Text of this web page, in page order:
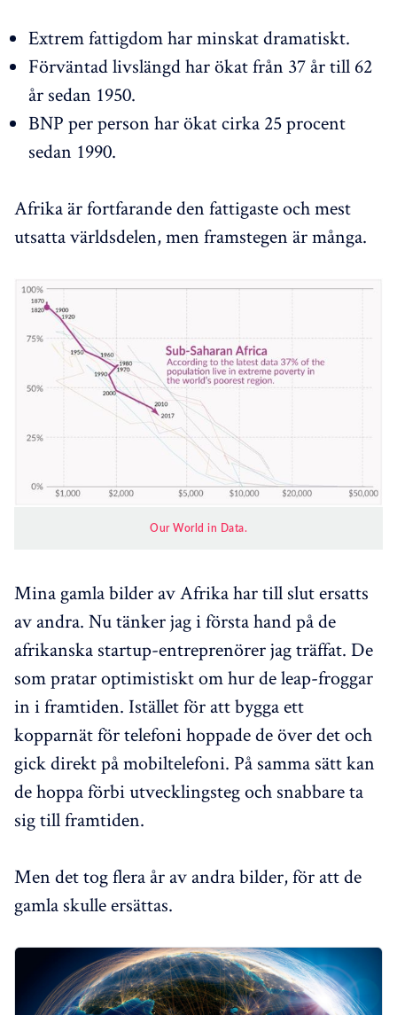
Extrem fattigdom har minskat dramatiskt.
Förväntad livslängd har ökat från 37 år till 62
år sedan 1950.
BNP per person har ökat cirka 25 procent
sedan 1990.
Afrika är fortfarande den fattigaste och mest
utsatta världsdelen, men framstegen är många.
Our World in Data.
Mina gamla bilder av Afrika har till slut ersatts
av andra. Nu tänker jag i första hand på de
afrikanska startup-entreprenörer jag träffat. De
som pratar optimistiskt om hur de leap-froggar
in i framtiden. Istället för att bygga ett
kopparnät för telefoni hoppade de över det och
gick direkt på mobiltelefoni. På samma sätt kan
de hoppa förbi utvecklingsteg och snabbare ta
sig till framtiden.
Men det tog flera år av andra bilder, för att de
gamla skulle ersättas.